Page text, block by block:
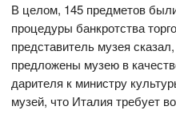
В целом, 145 предметов
процедуры банкротства
представитель музея
предложены музею в
дарителя к министру
музей, что Италия требует